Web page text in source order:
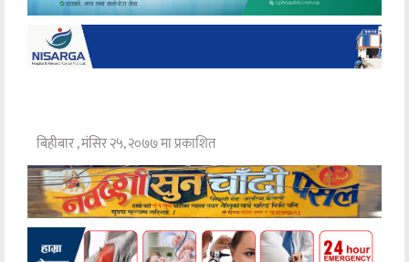
बिहीबार , मंसिर २५, २०७७ मा प्रकाशित